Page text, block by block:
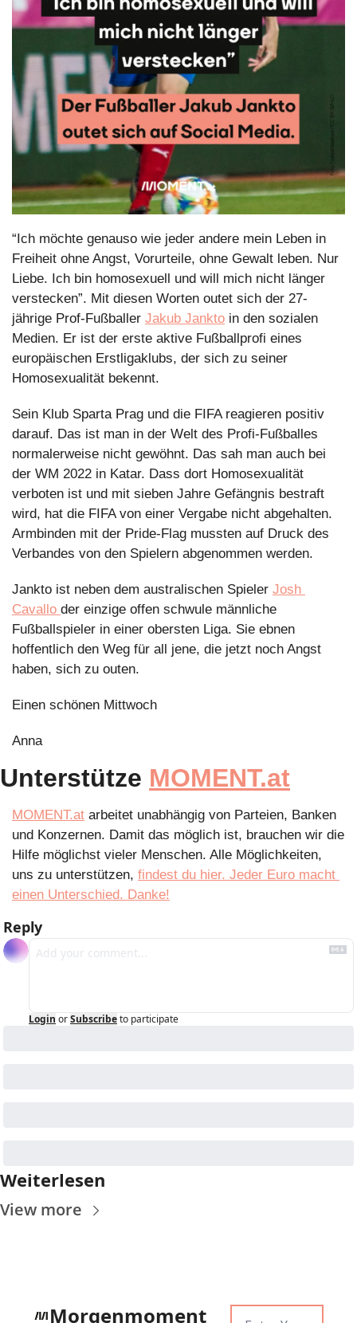
“Ich möchte genauso wie jeder andere mein Leben in
Freiheit ohne Angst, Vorurteile, ohne Gewalt leben. Nur
Liebe. Ich bin homosexuell und will mich nicht länger
verstecken”. Mit diesen Worten outet sich der 27-
jährige Prof-Fußballer Jakub Jankto in den sozialen
Medien. Er ist der erste aktive Fußballprofi eines
europäischen Erstligaklubs, der sich zu seiner
Homosexualität bekennt.
Sein Klub Sparta Prag und die FIFA reagieren positiv
darauf. Das ist man in der Welt des Profi-Fußballes
normalerweise nicht gewöhnt. Das sah man auch bei
der WM 2022 in Katar. Dass dort Homosexualität
verboten ist und mit sieben Jahre Gefängnis bestraft
wird, hat die FIFA von einer Vergabe nicht abgehalten.
Armbinden mit der Pride-Flag mussten auf Druck des
Verbandes von den Spielern abgenommen werden.
Jankto ist neben dem australischen Spieler Josh
Cavallo der einzige offen schwule männliche
Fußballspieler in einer obersten Liga. Sie ebnen
hoffentlich den Weg für all jene, die jetzt noch Angst
haben, sich zu outen.
Einen schönen Mittwoch
Anna
Unterstütze MOMENT.at
MOMENT.at arbeitet unabhängig von Parteien, Banken
und Konzernen. Damit das möglich ist, brauchen wir die
Hilfe möglichst vieler Menschen. Alle Möglichkeiten,
uns zu unterstützen, findest du hier. Jeder Euro macht
einen Unterschied. Danke!
Reply
Login orSubscribeto participate
Weiterlesen
View more
Morgenmoment